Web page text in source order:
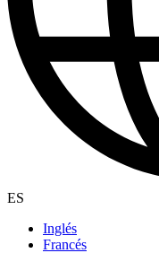
ES
Inglés
Francés